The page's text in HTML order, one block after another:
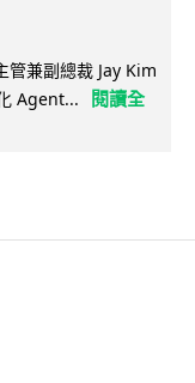
兼副總裁 Jay Kim
Agent...
閱讀全